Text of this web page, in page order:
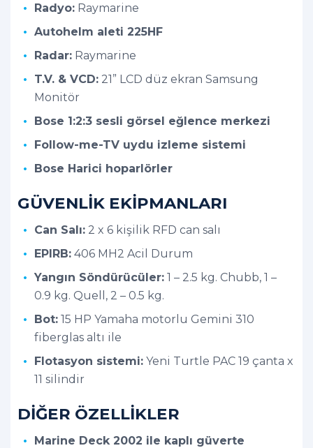
Radyo: Raymarine
Autohelm aleti 225HF
Radar: Raymarine
T.V. & VCD: 21” LCD düz ekran Samsung
Monitör
Bose 1:2:3 sesli görsel eğlence merkezi
Follow-me-TV uydu izleme sistemi
Bose Harici hoparlörler
GÜVENLİK EKİPMANLARI
Can Salı: 2 x 6 kişilik RFD can salı
EPIRB: 406 MH2 Acil Durum
Yangın Söndürücüler: 1 – 2.5 kg. Chubb, 1 –
0.9 kg. Quell, 2 – 0.5 kg.
Bot: 15 HP Yamaha motorlu Gemini 310
fiberglas altı ile
Flotasyon sistemi: Yeni Turtle PAC 19 çanta x
11 silindir
DİĞER ÖZELLİKLER
Marine Deck 2002 ile kaplı güverte